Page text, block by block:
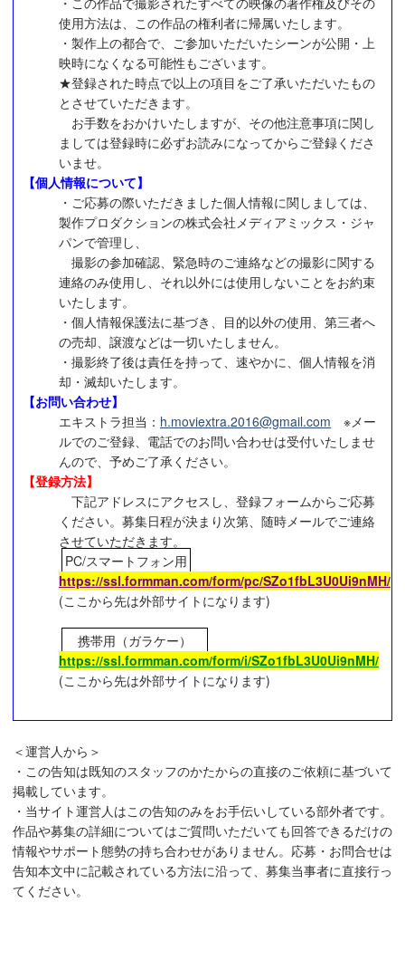
使用方法は、この作品の権利者に帰属いたします。
・製作上の都合で、ご参加いただいたシーンが公開・上
映時になくなる可能性もございます。
★登録された時点で以上の項目をご了承いただいたもの
とさせていただきます。
お手数をおかけいたしますが、その他注意事項に関し
ましては登録時に必ずお読みになってからご登録くださ
いませ。
【個人情報について】
・ご応募の際いただきました個人情報に関しましては、
製作プロダクションの株式会社メディアミックス・ジャ
パンで管理し、
撮影の参加確認、緊急時のご連絡などの撮影に関する
連絡のみ使用し、それ以外には使用しないことをお約束
いたします。
・個人情報保護法に基づき、目的以外の使用、第三者へ
の売却、譲渡などは一切いたしません。
・撮影終了後は責任を持って、速やかに、個人情報を消
却・滅却いたします。
【お問い合わせ】
エキストラ担当： h.moviextra.2016@gmail.com ※メー
ルでのご登録、電話でのお問い合わせは受付いたしませ
んので、予めご了承ください。
【登録方法】
下記アドレスにアクセスし、登録フォームからご応募
ください。募集日程が決まり次第、随時メールでご連絡
させていただきます。
PC/スマートフォン用
https://ssl.formman.com/form/pc/SZo1fbL3U0Ui9nMH/
(ここから先は外部サイトになります)
携帯用（ガラケー）
https://ssl.formman.com/form/i/SZo1fbL3U0Ui9nMH/
(ここから先は外部サイトになります)
＜運営人から＞
・この告知は既知のスタッフのかたからの直接のご依頼に基づいて
掲載しています。
・当サイト運営人はこの告知のみをお手伝いしている部外者です。
作品や募集の詳細についてはご質問いただいても回答できるだけの
情報やサポート態勢の持ち合わせがありません。応募・お問合せは
告知本文中に記載されている方法に沿って、募集当事者に直接行っ
てください。